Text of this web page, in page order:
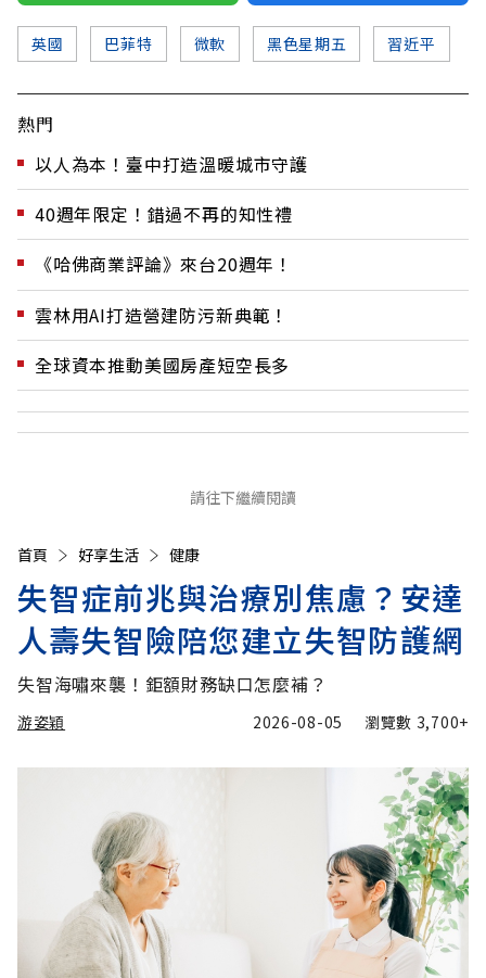
英國 巴菲特 微軟 黑色星期五 習近平
熱門
以人為本！臺中打造溫暖城市守護
40週年限定！錯過不再的知性禮
《哈佛商業評論》來台20週年！
雲林用AI打造營建防污新典範！
全球資本推動美國房產短空長多
請往下繼續閱讀
首頁 好享生活 健康
失智症前兆與治療別焦慮？安達
人壽失智險陪您建立失智防護網
失智海嘯來襲！鉅額財務缺口怎麼補？
游姿穎 2026-08-05 瀏覽數 3,700+